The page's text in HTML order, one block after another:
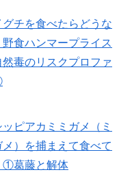
グチを食べたらどうな
野食ハンマープライス
毒のリスクプロファ
ッピアカミミガメ（ミ
メ）を捕まえて食べて
①葛藤と解体